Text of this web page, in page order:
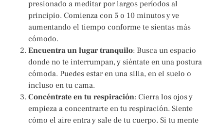
presionado a meditar por largos períodos al
principio. Comienza con 5 o 10 minutos y ve
aumentando el tiempo conforme te sientas más
cómodo.
Encuentra un lugar tranquilo: Busca un espacio
donde no te interrumpan, y siéntate en una postura
cómoda. Puedes estar en una silla, en el suelo o
incluso en tu cama.
Concéntrate en tu respiración: Cierra los ojos y
empieza a concentrarte en tu respiración. Siente
cómo el aire entra y sale de tu cuerpo. Si tu mente